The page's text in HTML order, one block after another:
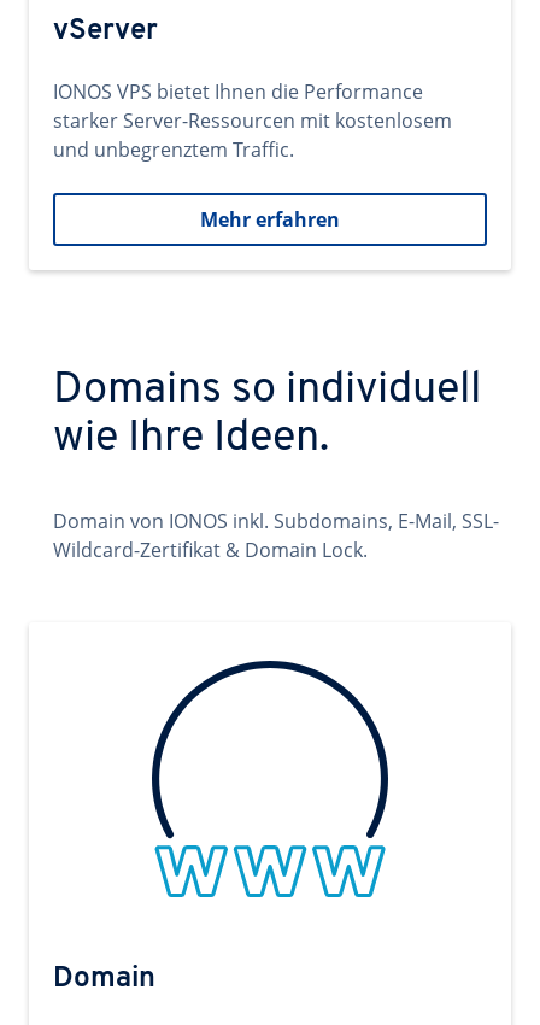
vServer
IONOS VPS bietet Ihnen die Performance
starker Server-Ressourcen mit kostenlosem
und unbegrenztem Traffic.
Mehr erfahren
Domains so individuell
wie Ihre Ideen.
Domain von IONOS inkl. Subdomains, E-Mail, SSL-
Wildcard-Zertifikat & Domain Lock.
Domain